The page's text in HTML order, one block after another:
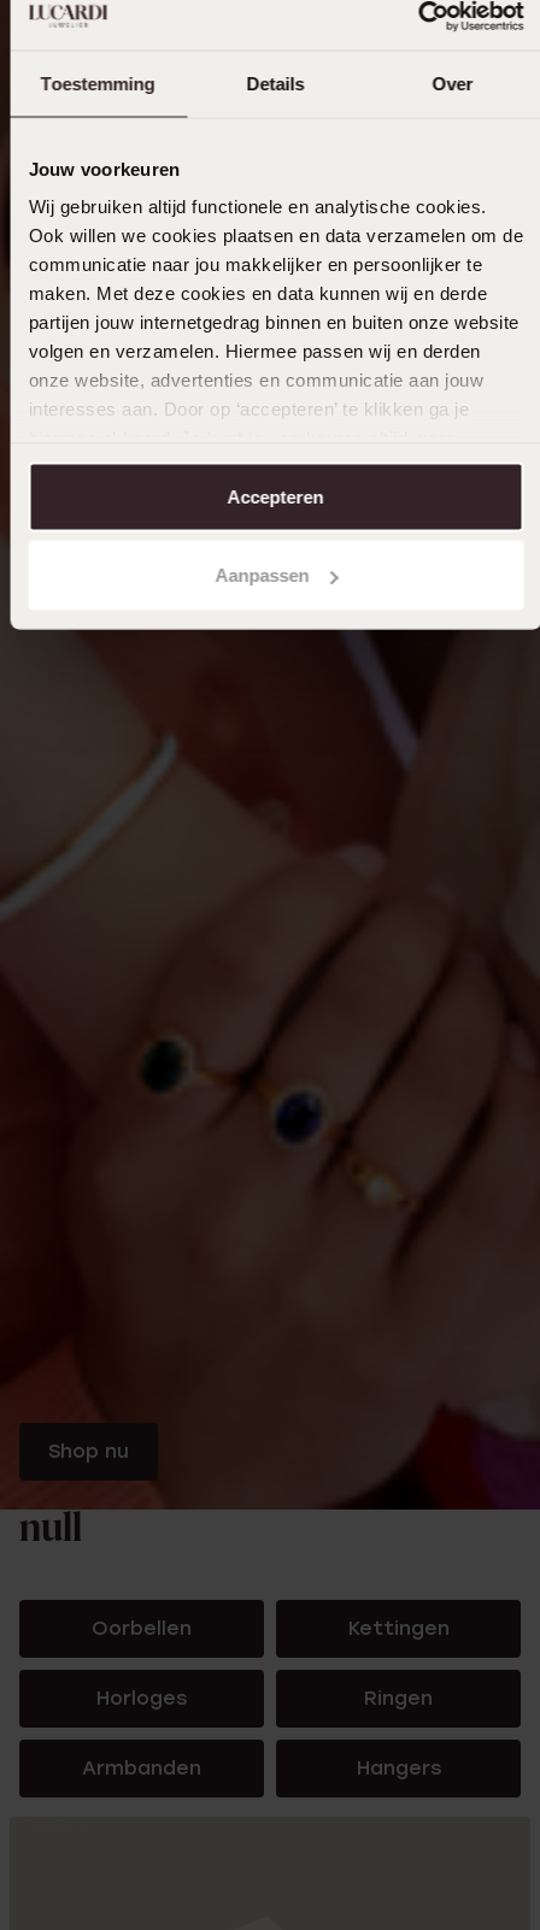
Toestemming Details Over
Jouw voorkeuren
Wij gebruiken altijd functionele en analytische cookies.
Ook willen we cookies plaatsen en data verzamelen om de
communicatie naar jou makkelijker en persoonlijker te
maken. Met deze cookies en data kunnen wij en derde
partijen jouw internetgedrag binnen en buiten onze website
volgen en verzamelen. Hiermee passen wij en derden
onze website, advertenties en communicatie aan jouw
interesses aan. Door op ‘accepteren’ te klikken ga je
aanpassen. Lees er meer over in onscookiebeleid.
Accepteren
Aanpassen
Shop nu
null
Oorbellen Kettingen
Horloges Ringen
Armbanden Hangers